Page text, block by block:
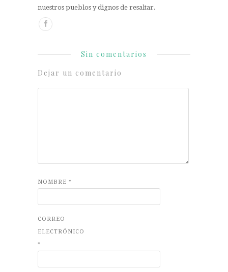
nuestros pueblos y dignos de resaltar.
Sin comentarios
Dejar un comentario
NOMBRE *
CORREO
ELECTRÓNICO
*